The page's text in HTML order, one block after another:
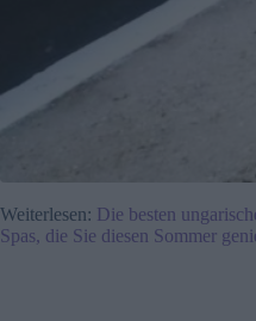
Weiterlesen: Die besten
Spas, die Sie diesen Sommer